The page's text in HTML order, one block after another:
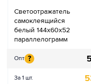
Светоотражатель
самоклеящийся
белый 144х60х52
параллелограмм
Опт ?
За 1 шт.